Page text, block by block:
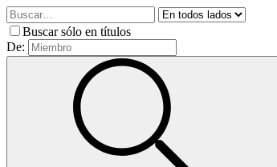
Buscar sólo en títulos
De: